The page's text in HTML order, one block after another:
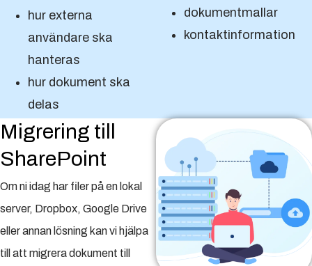
hur externa
användare ska
hanteras
hur dokument ska
delas
dokumentmallar
kontaktinformation
Migrering till
SharePoint
Om ni idag har filer på en lokal
server, Dropbox, Google Drive
eller annan lösning kan vi hjälpa
till att migrera dokument till